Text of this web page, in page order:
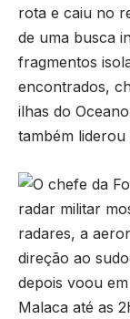
rota e caiu no
de uma busca
fragmentos
encontrados,
ilhas do
também